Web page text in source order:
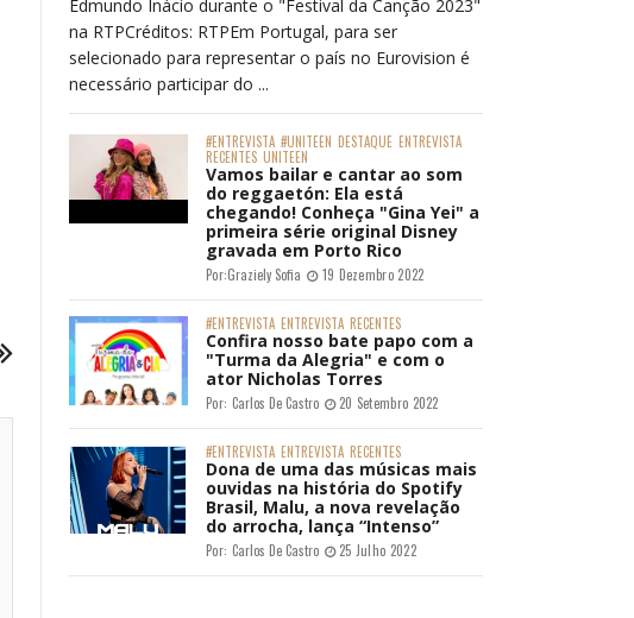
Edmundo Inácio durante o "Festival da Canção 2023"
na RTPCréditos: RTPEm Portugal, para ser
selecionado para representar o país no Eurovision é
necessário participar do ...
#ENTREVISTA #UNITEEN DESTAQUE ENTREVISTA
RECENTES UNITEEN
Vamos bailar e cantar ao som
do reggaetón: Ela está
chegando! Conheça "Gina Yei" a
primeira série original Disney
gravada em Porto Rico
Por:Graziely Sofia 19 Dezembro 2022
#ENTREVISTA ENTREVISTA RECENTES
Confira nosso bate papo com a
"Turma da Alegria" e com o
ator Nicholas Torres
Por: Carlos De Castro 20 Setembro 2022
#ENTREVISTA ENTREVISTA RECENTES
Dona de uma das músicas mais
ouvidas na história do Spotify
Brasil, Malu, a nova revelação
do arrocha, lança “Intenso”
Por: Carlos De Castro 25 Julho 2022